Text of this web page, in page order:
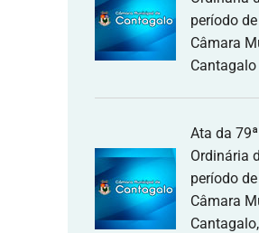
período
Câmara
Cantagalo
Ata da
Ordinária
período
Câmara